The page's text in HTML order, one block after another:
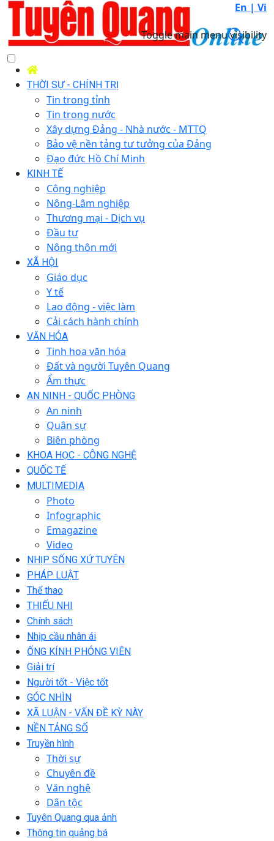
En | Vi
Toggle main menu visibility
THỜI SỰ - CHÍNH TRỊ
Tin trong tỉnh
Tin trong nước
Xây dựng Đảng - Nhà nước - MTTQ
Bảo vệ nền tảng tư tưởng của Đảng
Đạo đức Hồ Chí Minh
KINH TẾ
Công nghiệp
Nông-Lâm nghiệp
Thương mại - Dịch vụ
Đầu tư
Nông thôn mới
XÃ HỘI
Giáo dục
Y tế
Lao động - việc làm
Cải cách hành chính
VĂN HÓA
Tinh hoa văn hóa
Đất và người Tuyên Quang
Ẩm thực
AN NINH - QUỐC PHÒNG
An ninh
Quân sự
Biên phòng
KHOA HỌC - CÔNG NGHỆ
QUỐC TẾ
MULTIMEDIA
Photo
Infographic
Emagazine
Video
NHỊP SỐNG XỨ TUYÊN
PHÁP LUẬT
Thể thao
THIẾU NHI
Chính sách
Nhịp cầu nhân ái
ỐNG KÍNH PHÓNG VIÊN
Giải trí
Người tốt - Việc tốt
GÓC NHÌN
XÃ LUẬN - VẤN ĐỀ KỲ NÀY
NỀN TẢNG SỐ
Truyền hình
Thời sự
Chuyên đề
Văn nghệ
Dân tộc
Tuyên Quang qua ảnh
Thông tin quảng bá